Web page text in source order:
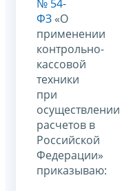
№ 54-
ФЗ «О
применении
контрольно-
кассовой
техники
при
осуществлении
расчетов в
Российской
Федерации»
приказываю: